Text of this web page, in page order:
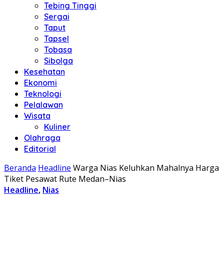
Tebing Tinggi
Sergai
Taput
Tapsel
Tobasa
Sibolga
Kesehatan
Ekonomi
Teknologi
Pelalawan
Wisata
Kuliner
Olahraga
Editorial
Beranda Headline Warga Nias Keluhkan Mahalnya Harga
Tiket Pesawat Rute Medan–Nias
Headline, Nias